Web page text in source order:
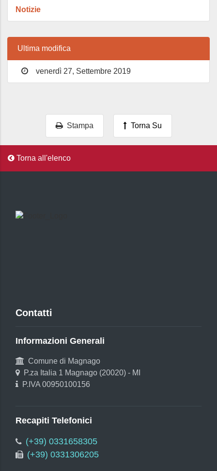
Notizie
Ultima modifica
venerdì 27, Settembre 2019
Stampa Torna Su
Torna all'elenco
Contatti
Informazioni Generali
Comune di Magnago
P.za Italia 1 Magnago (20020) - MI
P.IVA 00950100156
Recapiti Telefonici
(+39) 0331658305
(+39) 0331306205